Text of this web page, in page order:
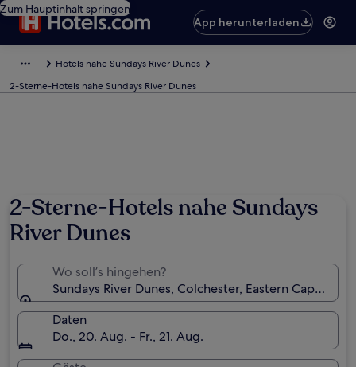
Zum Hauptinhalt springen
App herunterladen
Hotels nahe Sundays River Dunes
2-Sterne-Hotels nahe Sundays River Dunes
2-Sterne-Hotels nahe Sundays
River Dunes
Wo soll’s hingehen?
Sundays River Dunes, Colchester, Eastern Cape,
Daten
Do., 20. Aug. - Fr., 21. Aug.